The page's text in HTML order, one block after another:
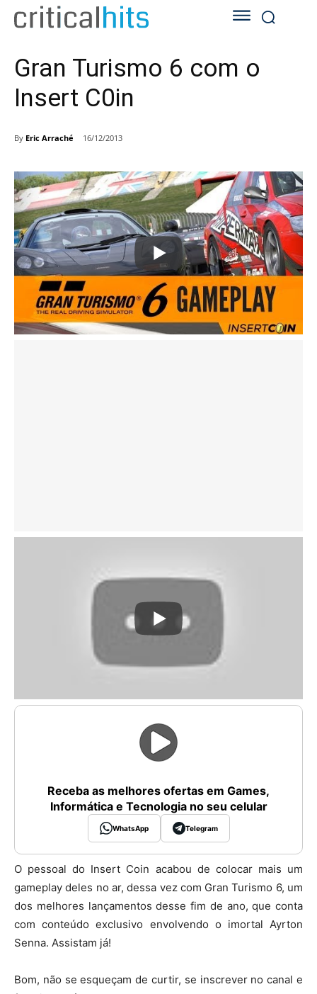
Gran Turismo 6 com o
Insert C0in
By Eric Arraché 16/12/2013
Receba as melhores ofertas em Games,
Informática e Tecnologia no seu celular
WhatsApp Telegram
O pessoal do Insert Coin acabou de colocar mais um
gameplay deles no ar, dessa vez com Gran Turismo 6, um
dos melhores lançamentos desse fim de ano, que conta
com conteúdo exclusivo envolvendo o imortal Ayrton
Senna. Assistam já!
Bom, não se esqueçam de curtir, se inscrever no canal e